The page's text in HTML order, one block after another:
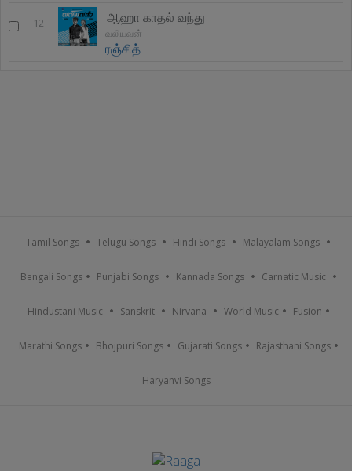
12 ஆஹா காதல் வந்து
வலியவன்
ரஞ்சித்
Tamil Songs Telugu Songs Hindi Songs Malayalam Songs
Bengali Songs Punjabi Songs Kannada Songs Carnatic Music
Hindustani Music Sanskrit Nirvana World Music Fusion
Marathi Songs Bhojpuri Songs Gujarati Songs Rajasthani Songs
Haryanvi Songs